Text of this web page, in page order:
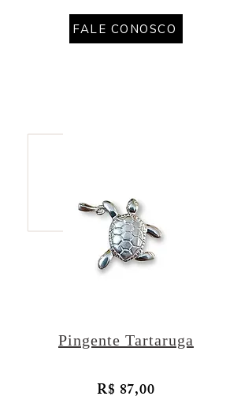
FALE CONOSCO
Pingente Tartaruga
R$ 87,00